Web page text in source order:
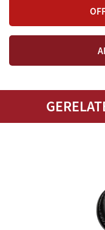
Display
Tablet (optioneel)
2x (50 W + 50 W)
Binaural sampling